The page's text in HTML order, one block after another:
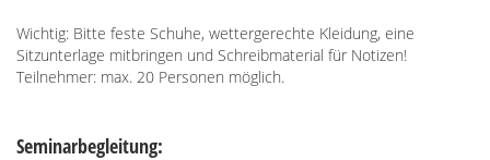
Wichtig: Bitte feste Schuhe, wettergerechte Kleidung, eine
Sitzunterlage mitbringen und Schreibmaterial für Notizen!
Teilnehmer: max. 20 Personen möglich.
Seminarbegleitung: